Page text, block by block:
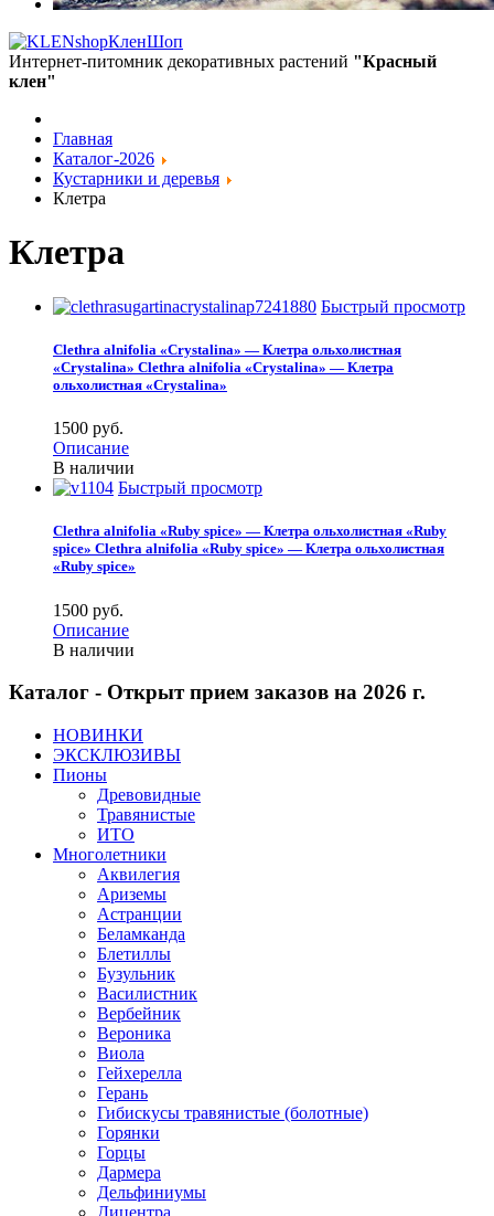
КленШоп
Интернет-питомник декоративных растений "Красный
клен"
Главная
Каталог-2026
Кустарники и деревья
Клетра
Клетра
Быстрый просмотр
Clethra alnifolia «Crystalina» — Клетра ольхолистная
«Crystalina» Clethra alnifolia «Crystalina» — Клетра
ольхолистная «Crystalina»
1500 pуб.
Описание
В наличии
Быстрый просмотр
Clethra alnifolia «Ruby spice» — Клетра ольхолистная «Ruby
spice» Clethra alnifolia «Ruby spice» — Клетра ольхолистная
«Ruby spice»
1500 pуб.
Описание
В наличии
Каталог - Открыт прием заказов на 2026 г.
НОВИНКИ
ЭКСКЛЮЗИВЫ
Пионы
Древовидные
Травянистые
ИТО
Многолетники
Аквилегия
Ариземы
Астранции
Беламканда
Блетиллы
Бузульник
Василистник
Вербейник
Вероника
Виола
Гейхерелла
Герань
Гибискусы травянистые (болотные)
Горянки
Горцы
Дармера
Дельфиниумы
Дицентра